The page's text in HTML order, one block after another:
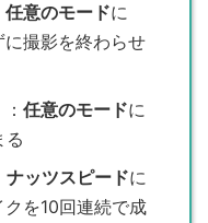
任意のモードに
撮影を終わらせ
：任意のモードに
る
ナッツスピードに
を10回連続で成